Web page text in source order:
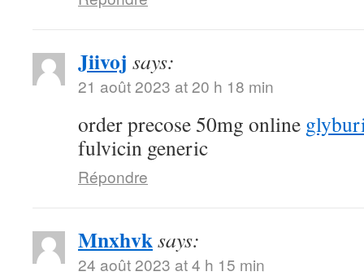
Jiivoj says:
21 août 2023 at 20 h 18 min
order precose 50mg online
fulvicin generic
Répondre
Mnxhvksays:
24 août 2023 at 4 h 15 min